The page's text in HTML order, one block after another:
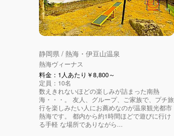
静岡県 / 熱海・伊豆山温泉
熱海ヴィーナス
料金：1人あたり￥8,800～
定員：10名
数えきれないほどの楽しみが詰まった南熱
海・・・。 友人、グループ、ご家族で、プチ旅
行を楽しみたい人にお薦めなのが温泉観光都市
熱海です。 都内から約1時間ほどで遊びに行け
る手軽 な場所でありながら...